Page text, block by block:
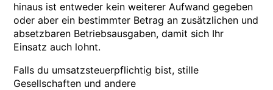
hinaus ist entweder kein weiterer Aufwand gegeben
oder aber ein bestimmter Betrag an zusätzlichen und
absetzbaren Betriebsausgaben, damit sich Ihr
Einsatz auch lohnt.
Falls du umsatzsteuerpflichtig bist, stille
Gesellschaften und andere